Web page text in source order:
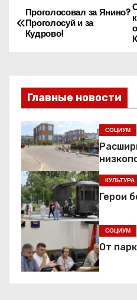
Н
а
и
г
а
ц
и
я
п
о
Проголосовал за Янино?
Проголосуй и за
Кудрово!
Главные новости
СОЦИУМ
КУЛЬТУРА
Герои
СОЦИУМ
От